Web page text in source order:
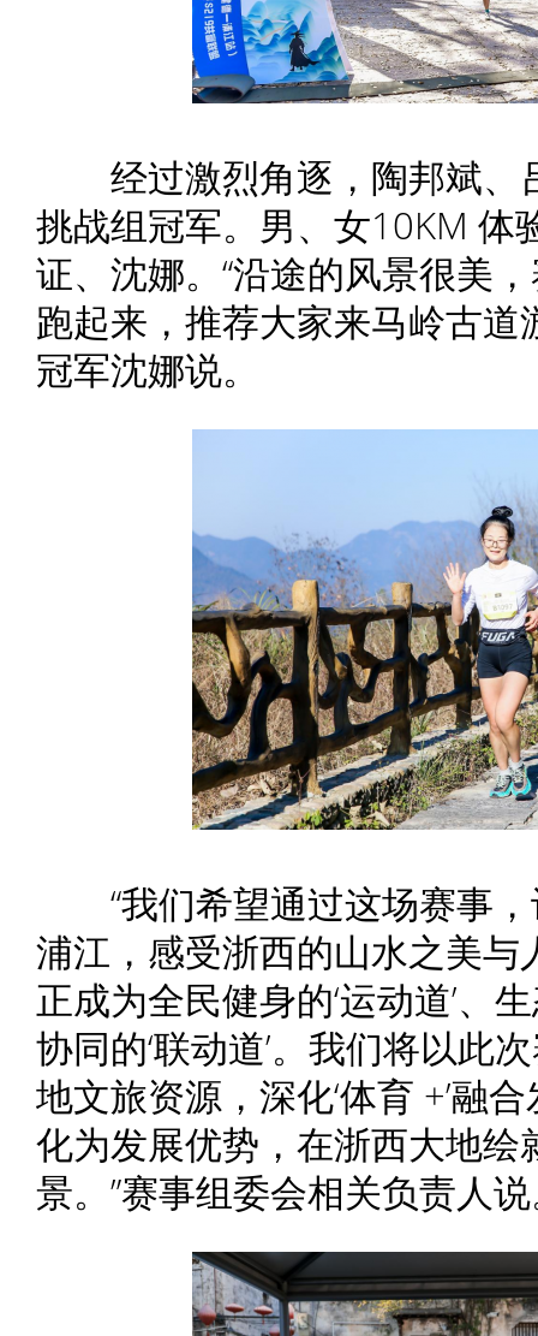
经过激烈角逐，陶邦斌、
挑战组冠军。男、女10KM 体
证、沈娜。“沿途的风景很美
跑起来，推荐大家来马岭古道
冠军沈娜说。
“我们希望通过这场赛事，
浦江，感受浙西的山水之美
正成为全民健身的‘运动道’、
协同的‘联动道’。我们将以此
地文旅资源，深化‘体育 +’融
化为发展优势，在浙西大地
景。”赛事组委会相关负责人